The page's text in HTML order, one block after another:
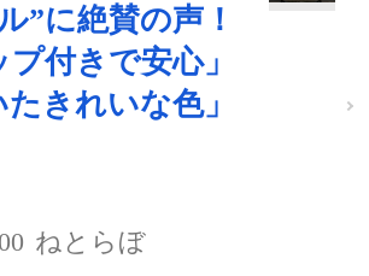
”に絶賛の声！
プ付きで安心」
たきれいな色」
ねとらぼ